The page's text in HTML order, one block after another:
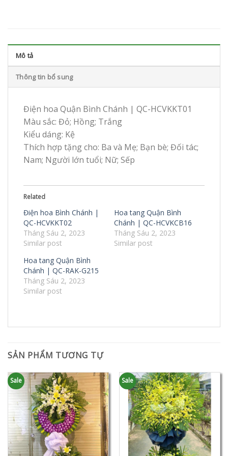
Mô tả
Thông tin bổ sung
Điện hoa Quận Bình Chánh | QC-HCVKKT01
Màu sắc: Đỏ; Hồng; Trắng
Kiểu dáng: Kệ
Thích hợp tặng cho: Ba và Mẹ; Bạn bè; Đối tác;
Nam; Người lớn tuổi; Nữ; Sếp
Related
Điện hoa Bình Chánh |
QC-HCVKKT02
Tháng Sáu 2, 2023
Similar post
Hoa tang Quận Bình
Chánh | QC-HCVKCB16
Tháng Sáu 2, 2023
Similar post
Hoa tang Quận Bình
Chánh | QC-RAK-G215
Tháng Sáu 2, 2023
Similar post
SẢN PHẨM TƯƠNG TỰ
Sale Sale